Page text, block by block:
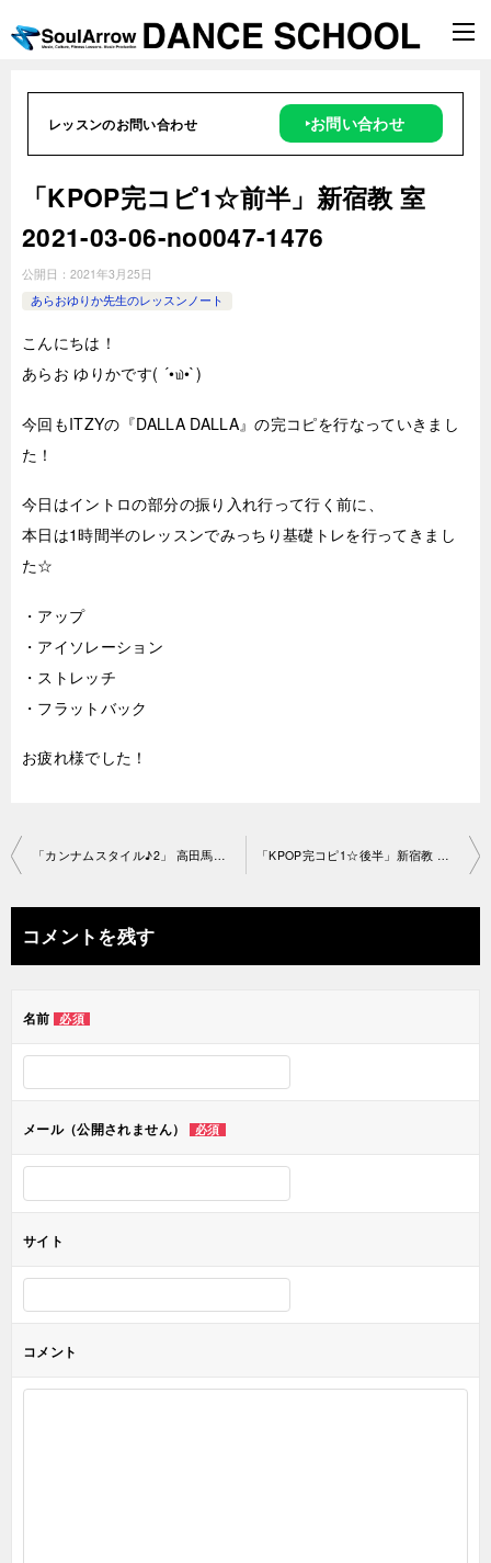
レッスンのお問い合わせ ‣お問い合わせ
「KPOP完コピ1☆前半」新宿教 室
2021-03-06-no0047-1476
公開日： 2021年3月25日
あらおゆりか先生のレッスンノート
こんにちは！
あらお ゆりかです( ´•௰•`)
今回もITZYの『DALLA DALLA』の完コピを行なっていきまし
た！
今日はイントロの部分の振り入れ行って行く前に、
本日は1時間半のレッスンでみっちり基礎トレを行ってきまし
た☆
・アップ
・アイソレーション
・ストレッチ
・フラットバック
お疲れ様でした！
投
ナ
ビ
ー
ン
コメントを残す
名前 必須
メール（公開されません） 必須
サイト
コメント